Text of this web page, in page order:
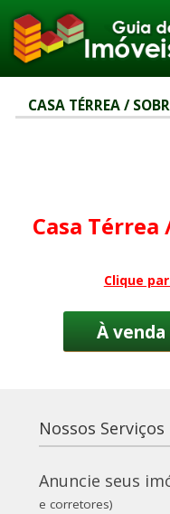
CASA TÉRREA /
Casa
Clique
À venda
Nossos Serviços
Anuncie seus
e corretores)